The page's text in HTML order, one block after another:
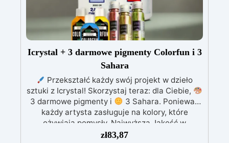
Icrystal + 3 darmowe pigmenty Colorfun i 3
Sahara
Przekształć każdy swój projekt w dzieło
sztuki z Icrystal! Skorzystaj teraz: dla Ciebie,
3 darmowe pigmenty i
3 Sahara. Ponieważ
każdy artysta zasługuje na kolory, które
ożywiają pomysły. Najwyższa Jakość w
Przystępnej Cenie – Podnieś jakość swoich
zł83,87